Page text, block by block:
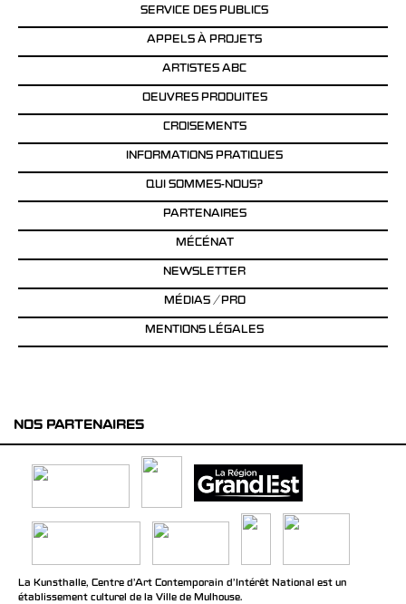
SERVICE DES PUBLICS
APPELS À PROJETS
ARTISTES ABC
OEUVRES PRODUITES
CROISEMENTS
INFORMATIONS PRATIQUES
QUI SOMMES-NOUS?
PARTENAIRES
MÉCÉNAT
NEWSLETTER
MÉDIAS / PRO
MENTIONS LÉGALES
NOS PARTENAIRES
La Kunsthalle, Centre d’Art Contemporain d’Intérêt National est un
établissement culturel de la Ville de Mulhouse.